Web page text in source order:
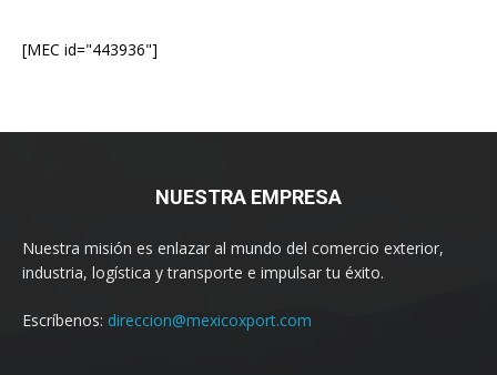
[MEC id="443936"]
NUESTRA EMPRESA
Nuestra misión es enlazar al mundo del comercio exterior,
industria, logística y transporte e impulsar tu éxito.
Escríbenos: direccion@mexicoxport.com